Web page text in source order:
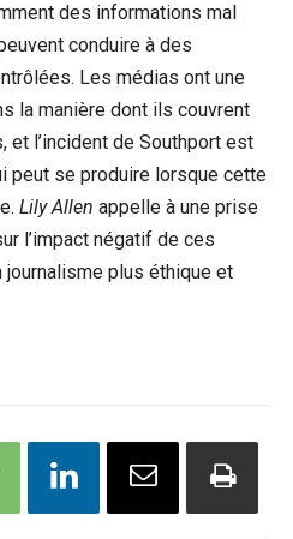
des informations mal
conduire à des
Les médias ont une
la manière dont ils couvrent
l’incident de Southport est
peut se produire lorsque cette
Lily Allen appelle à une prise
l’impact négatif de ces
plus éthique et